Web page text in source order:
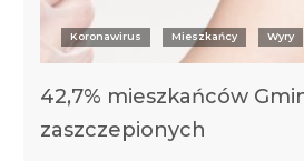
Koronawirus Mieszkańcy Wyry
42,7% mieszkańców
zaszczepionych